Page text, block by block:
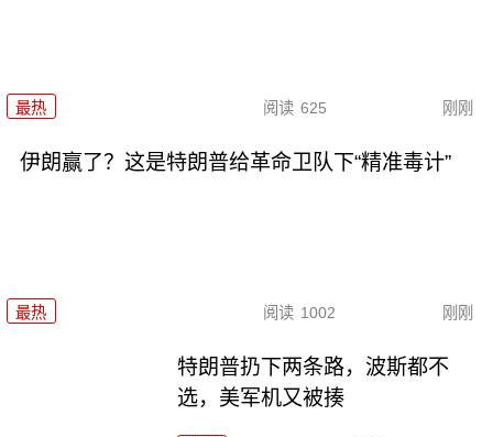
最热 阅读 625 刚刚
伊朗赢了？这是特朗普给革命卫队下“精准毒计”
最热 阅读 1002 刚刚
特朗普扔下两条路，波斯都不
选，美军机又被揍